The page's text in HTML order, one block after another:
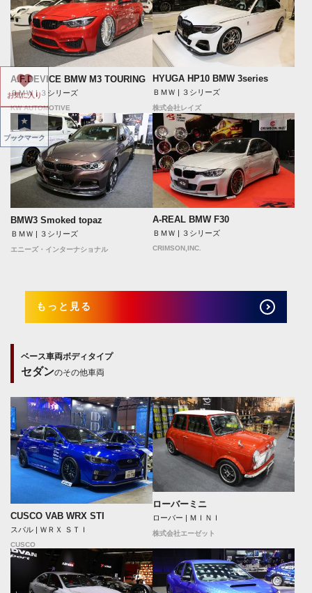
A.F.DEVICE BMW M3 TOURING
ＢＭＷ | ３シリーズ
KW AUTOMOTIVE
HYUGA HP10 BMW 3series
ＢＭＷ | ３シリーズ
株式会社レイズ
BMW3 Smoked topaz
ＢＭＷ | ３シリーズ
エニーズ・インターナショナル
A-REAL BMW F30
ＢＭＷ | ３シリーズ
CRIMSON,INC.
もっと見る
ベース車両ボディタイプ
セダンのその他車両
CUSCO VAB WRX STI
スバル | ＷＲＸ ＳＴＩ
CUSCO
ローバーミニ
ローバー | ＭＩＮＩ
株式会社エーゼット
お気に入り
ブックマーク